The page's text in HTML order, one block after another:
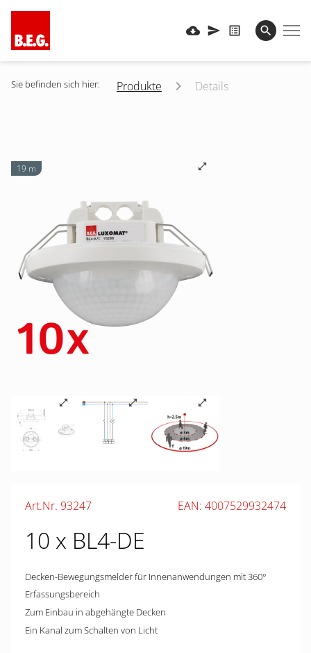
Sie befinden sich hier: Produkte Details
19 m
Art.Nr. 93247 EAN: 4007529932474
10 x BL4-DE
Decken-Bewegungsmelder für Innenanwendungen mit 360°
Erfassungsbereich
Zum Einbau in abgehängte Decken
Ein Kanal zum Schalten von Licht